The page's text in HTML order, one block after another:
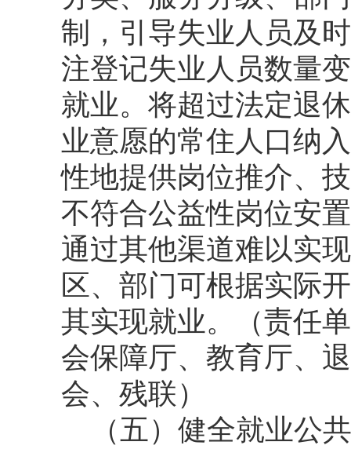
制，引导失业人员及
注登记失业人员数量
就业。将超过法定退
业意愿的常住人口纳
性地提供岗位推介、
不符合公益性岗位安
通过其他渠道难以实
区、部门可根据实际
其实现就业。（责任
会保障厅、教育厅、
会、残联）
（五）健全就业公